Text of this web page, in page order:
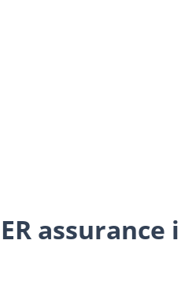
assurance